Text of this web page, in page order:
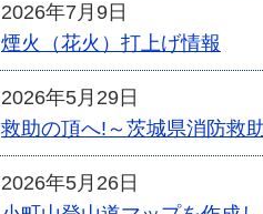
2026年7月9日
煙火（花火）打上げ情報
2026年5月29日
救助の頂へ!～茨城県消防救
2026年5月26日